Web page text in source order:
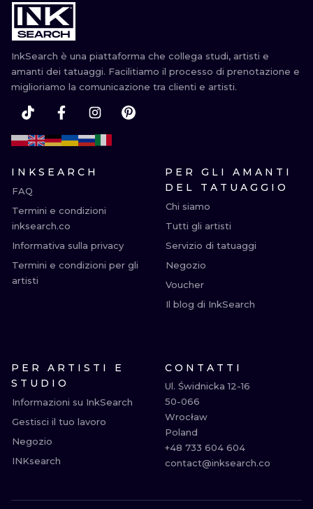
InkSearch è una piattaforma che collega studi, artisti e
amanti dei tatuaggi. Facilitiamo il processo di prenotazione e
miglioriamo la comunicazione tra clienti e artisti.
INKSEARCH
FAQ
Termini e condizioni
inksearch.co
Informativa sulla privacy
Termini e condizioni per gli
artisti
PER GLI AMANTI
DEL TATUAGGIO
Chi siamo
Tutti gli artisti
Servizio di tatuaggi
Negozio
Voucher
Il blog di InkSearch
PER ARTISTI E
STUDIO
Informazioni su InkSearch
Gestisci il tuo lavoro
Negozio
INKsearch
CONTATTI
Ul. Świdnicka 12-16
50-066
Wrocław
Poland
+48 733 604 604
contact@inksearch.co